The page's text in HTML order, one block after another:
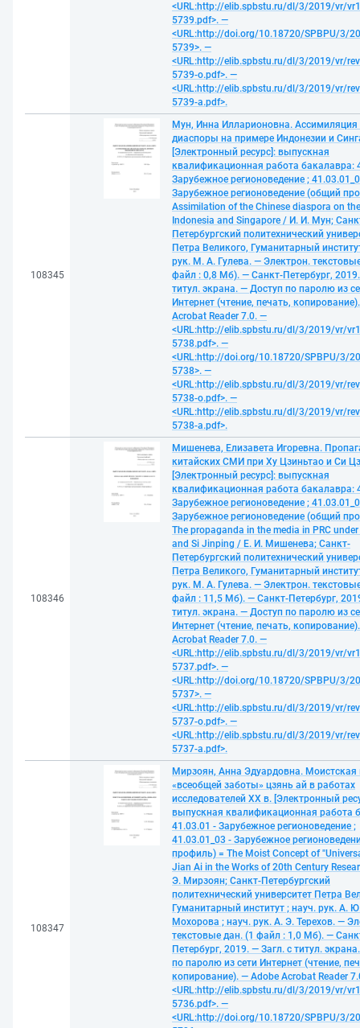
<URL:http://elib.spbstu.ru/dl/3/2019/vr/
5739.pdf>. —
<URL:http://doi.org/10.18720/SPBPU/3/
5739>. —
<URL:http://elib.spbstu.ru/dl/3/2019/vr/
5739-o.pdf>. —
<URL:http://elib.spbstu.ru/dl/3/2019/vr/
5739-a.pdf>.
108345
Мун, Инна Илларионовна. Ассимиляция
диаспоры на примере Индонезии и
[Электронный ресурс]: выпускная
квалификационная работа бакалавра:
Зарубежное регионоведение ;
Зарубежное регионоведение (общий
Assimilation of the Chinese diaspora on
Indonesia and Singapore / И. И. Мун;
Петербургский политехнический
Петра Великого, Гуманитарный
рук. М. А. Гулева. — Электрон.
файл : 0,8 Мб). — Санкт-Петербург,
титул. экрана. — Доступ по паролю из
Интернет (чтение, печать,
Acrobat Reader 7.0. —
<URL:http://elib.spbstu.ru/dl/3/2019/vr/
5738.pdf>. —
<URL:http://doi.org/10.18720/SPBPU/3/
5738>. —
<URL:http://elib.spbstu.ru/dl/3/2019/vr/
5738-o.pdf>. —
<URL:http://elib.spbstu.ru/dl/3/2019/vr/
5738-a.pdf>.
108346
Мишенева, Елизавета Игоревна.
китайских СМИ при Ху Цзиньтао и Си
[Электронный ресурс]: выпускная
квалификационная работа бакалавра:
Зарубежное регионоведение ;
Зарубежное регионоведение (общий
The propaganda in the media in PRC
and Si Jinping / Е. И. Мишенева; Санкт-
Петербургский политехнический
Петра Великого, Гуманитарный
рук. М. А. Гулева. — Электрон.
файл : 11,5 Мб). — Санкт-Петербург,
титул. экрана. — Доступ по паролю из
Интернет (чтение, печать,
Acrobat Reader 7.0. —
<URL:http://elib.spbstu.ru/dl/3/2019/vr/
5737.pdf>. —
<URL:http://doi.org/10.18720/SPBPU/3/
5737>. —
<URL:http://elib.spbstu.ru/dl/3/2019/vr/
5737-o.pdf>. —
<URL:http://elib.spbstu.ru/dl/3/2019/vr/
5737-a.pdf>.
108347
Мирзоян, Анна Эдуардовна. Моистская
«всеобщей заботы» цзянь ай в работах
исследователей XX в. [Электронный
выпускная квалификационная работа
41.03.01 - Зарубежное регионоведение ;
41.03.01_03 - Зарубежное
профиль) = The Moist Concept of
Jian Ai in the Works of 20th Century
Э. Мирзоян; Санкт-Петербургский
политехнический университет Петра
Гуманитарный институт ; науч. рук. А.
Мохорова ; науч. рук. А. Э. Терехов. —
текстовые дан. (1 файл : 1,0 Мб). —
Петербург, 2019. — Загл. с титул.
по паролю из сети Интернет (чтение,
копирование). — Adobe Acrobat Reader
<URL:http://elib.spbstu.ru/dl/3/2019/vr/
5736.pdf>. —
<URL:http://doi.org/10.18720/SPBPU/3/